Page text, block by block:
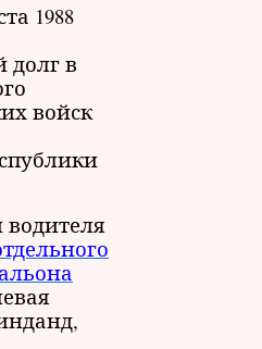
1988
долг в
войск